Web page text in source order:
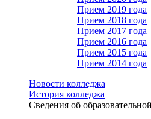
Прием 2019 года
Прием 2018 года
Прием 2017 года
Прием 2016 года
Прием 2015 года
Прием 2014 года
Новости колледжа
История колледжа
Сведения об